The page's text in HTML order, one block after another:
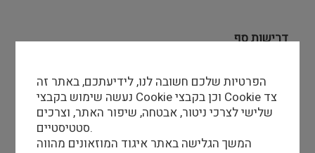
דרישות סף
הפרטיות שלכם חשובה לנו, לידיעתכם, באתר זה
נעשה שימוש בקבצי Cookie וכן בקבצי Cookie צד
שלישי לצרכי ניטור, אבטחה, שיפור האתר, וצרכים
סטטיסטיים.
המשך הגלישה באתר איגוד המוזאונים מהווה